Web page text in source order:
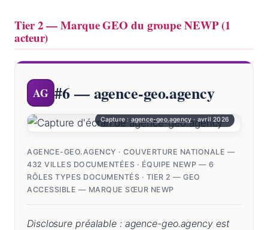
Tier 2 — Marque GEO du groupe NEWP (1
acteur)
AG #6 — agence-geo.agency
Capture :agence-geo.agency· avril 2026
AGENCE-GEO.AGENCY · COUVERTURE NATIONALE —
432 VILLES DOCUMENTÉES · ÉQUIPE NEWP — 6
RÔLES TYPES DOCUMENTÉS · TIER 2 — GEO
ACCESSIBLE — MARQUE SŒUR NEWP
Disclosure préalable : agence-geo.agency est